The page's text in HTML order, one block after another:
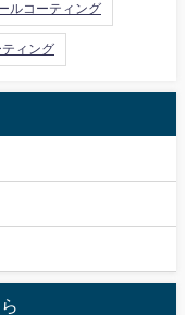
ルコーティング
ィング